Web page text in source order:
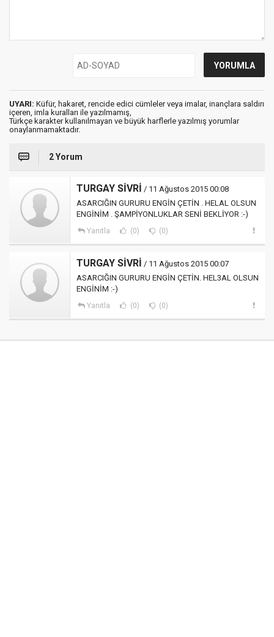
UYARI: Küfür, hakaret, rencide edici cümleler veya imalar, inançlara saldırı
içeren, imla kuralları ile yazılmamış,
Türkçe karakter kullanılmayan ve büyük harflerle yazılmış yorumlar
onaylanmamaktadır.
2 Yorum
TURGAY SİVRİ / 11 Ağustos 2015 00:08
ASARCIĞIN GURURU ENGİN ÇETİN . HELAL OLSUN
ENGİNİM . ŞAMPİYONLUKLAR SENİ BEKLİYOR :-)
Yanıtla (0) (0)
TURGAY SİVRİ / 11 Ağustos 2015 00:07
ASARCIĞIN GURURU ENGİN ÇETİN. HEL3AL OLSUN
ENGİNİM :-)
Yanıtla (0) (0)